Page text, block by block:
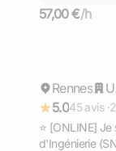
57,00 €/h
Répond
Rennes
5.045 avis ·
⭐ [ONLINE]
d'Ingénierie